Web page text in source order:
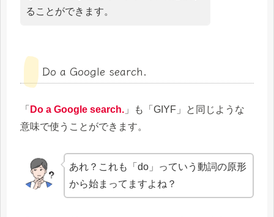
ることができます。
Do a Google search.
「 Do a Google search. 」も「GIYF」と同じような
意味で使うことができます。
あれ？これも「do」っていう動詞の原形
から始まってますよね？